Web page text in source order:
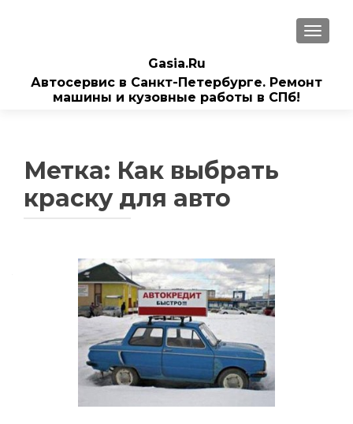
Gasia.Ru
Автосервис в Санкт-Петербурге. Ремонт
машины и кузовные работы в СПб!
Метка: Как выбрать
краску для авто